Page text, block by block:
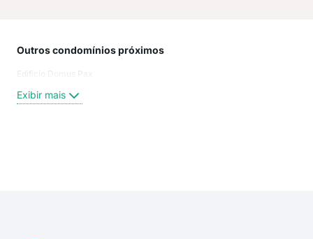
Outros condomínios próximos
Edificio Domus Pax
Exibir mais